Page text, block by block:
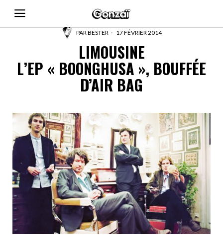
PARBESTER 17 FÉVRIER 2014
LIMOUSINE
L’EP « BOONGHUSA », BOUFFÉE
D’AIR BAG